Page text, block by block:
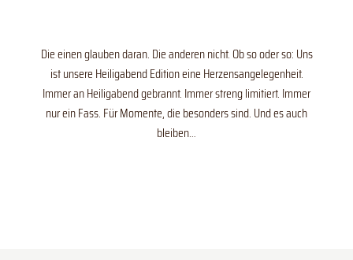
Die einen glauben daran. Die anderen nicht. Ob so oder so: Uns
ist unsere Heiligabend Edition eine Herzensangelegenheit.
Immer an Heiligabend gebrannt. Immer streng limitiert. Immer
nur ein Fass. Für Momente, die besonders sind. Und es auch
bleiben…